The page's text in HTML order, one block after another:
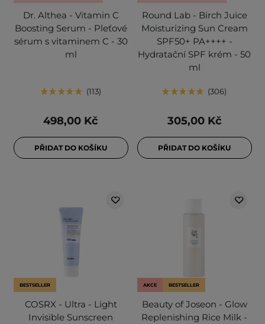
Dr. Althea - Vitamin C
Boosting Serum - Pleťové
sérum s vitaminem C - 30
ml
113
498,00 Kč
PŘIDAT DO KOŠÍKU
Round Lab - Birch Juice
Moisturizing Sun Cream
SPF50+ PA++++ -
Hydratační SPF krém - 50
ml
306
305,00 Kč
PŘIDAT DO KOŠÍKU
BESTSELLER
COSRX - Ultra - Light
Invisible Sunscreen
AKCE BESTSELLER
Beauty of Joseon - Glow
Replenishing Rice Milk -